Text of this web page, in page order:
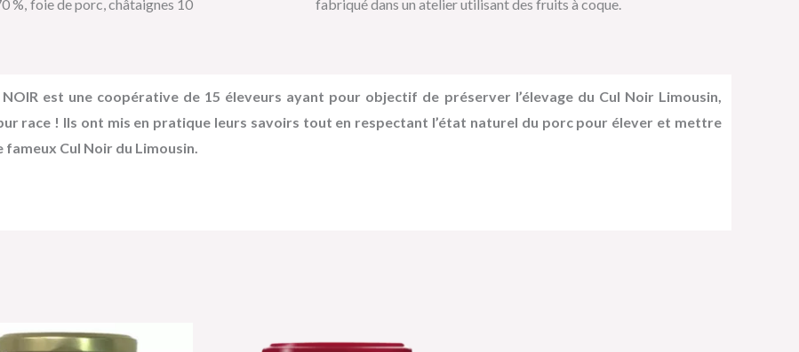
%, foie de porc, châtaignes 10
fabriqué dans un atelier utilisant des fruits à coque.
NOIR est une coopérative de 15 éleveurs ayant pour objectif de préserver l’élevage du Cul Noir Limousin,
race ! Ils ont mis en pratique leurs savoirs tout en respectant l’état naturel du porc pour élever et mettre
fameux Cul Noir du Limousin.